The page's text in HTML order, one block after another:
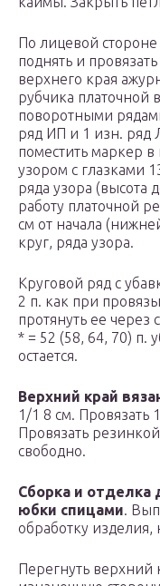
По лицевой
поднять и
верхнего края
рубчика платочной
поворотными
ряд ИП и 1 изн. ряд
поместить маркер в
узором с глазками
ряда узора (высота
работу платочной
см от начала
круг, ряда узора.
Круговой ряд с
2 п. как при
протянуть ее через
* = 52 (58, 64, 70) п.
остается.
Верхний край
1/1 8 см. Провязать
Провязать
свободно.
Сборка и отделка
юбки спицами.
обработку изделия,
Перегнуть верхний